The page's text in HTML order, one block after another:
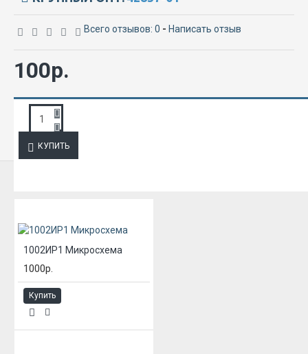
Всего отзывов: 0 - Написать отзыв
100р.
КУПИТЬ
1002ИР1 Микросхема
1000р.
Купить